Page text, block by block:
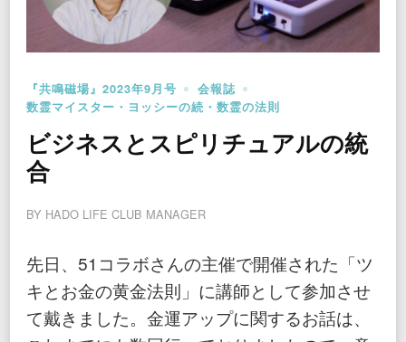
『共鳴磁場』2023年9月号
会報誌
数霊マイスター・ヨッシーの続・数霊の法則
ビジネスとスピリチュアルの統
合
BY HADO LIFE CLUB MANAGER
先日、51コラボさんの主催で開催された「ツ
キとお金の黄金法則」に講師として参加させ
て戴きました。金運アップに関するお話は、